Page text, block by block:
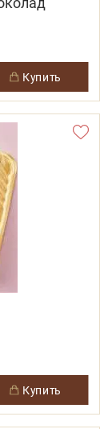
купить
купить